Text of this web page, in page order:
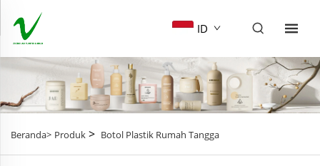
ID
Beranda> Produk > Botol Plastik Rumah Tangga